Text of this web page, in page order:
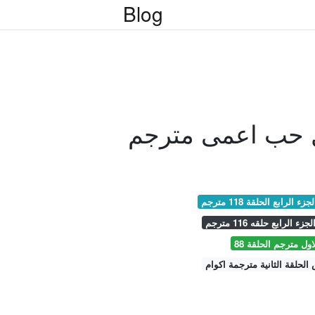
Blog
حب اعمى مترجم
الحلقة 118 مترجم
الرابع حلقه 116 مترجم
مترجم الحلقة 88
الثانية مترجمة اكوام